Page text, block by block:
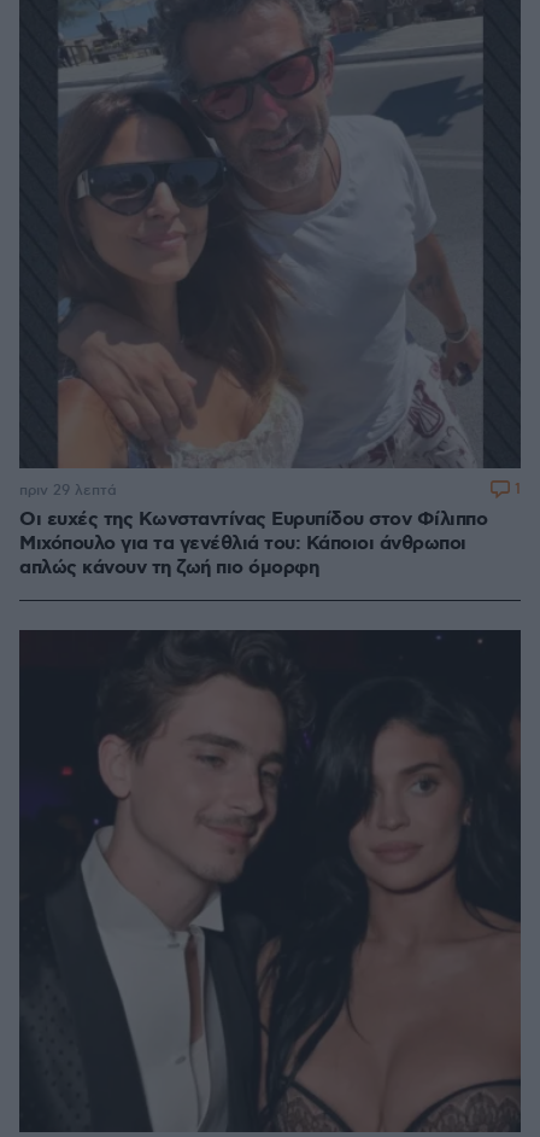
Οι ευχές της Κωνσταντίνας Ευρυπίδου στον Φίλιππο
Μιχόπουλο για τα γενέθλιά του: Κάποιοι άνθρωποι
απλώς κάνουν τη ζωή πιο όμορφη
πριν 29 λεπτά 1